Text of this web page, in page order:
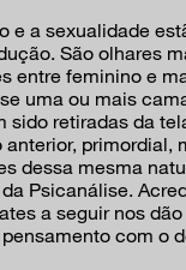
e a sexualidade
São olhares
entre feminino e
uma ou mais
sido retiradas da
anterior, primordial,
dessa mesma
Psicanálise.
a seguir nos
com o